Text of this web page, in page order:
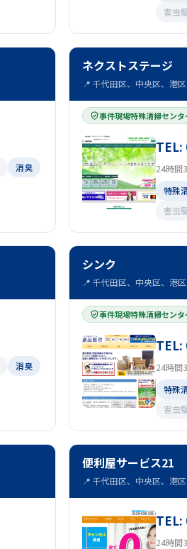
害虫
消臭
ネクストステージ
📍 千代田区、中央区、港区
事件現場特殊清掃セン
TEL:
24時間
特殊
害虫
消臭
シンク
📍 千代田区、中央区、港区
事件現場特殊清掃セン
TEL:
24時間
特殊
害虫
便利屋サービス21
📍 千代田区、中央区、港区
TEL:
24時間